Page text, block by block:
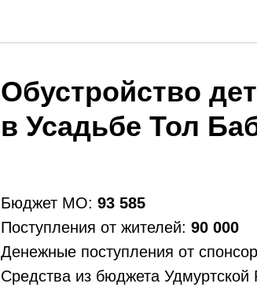
Обустройство
в Усадьбе Тол
Бюджет МО: 93 585
Поступления от жителей: 90 000
Денежные поступления от
Средства из бюджета Удмуртской